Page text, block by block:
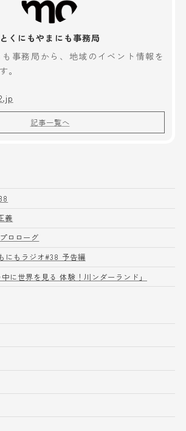
とくにもやまにも事務局
事務局から、地域のイベント情報を
。
記事一覧へ
義
ロローグ
にもラジオ#38 予告編
中に世界を見る 体験！川ンダーランド」